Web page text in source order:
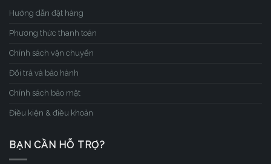
Hướng dẫn đặt hàng
Phương thức thanh toán
Chính sách vận chuyển
Đổi trả và bảo hành
Chính sách bảo mật
Điều kiện & điều khoản
BẠN CẦN HỖ TRỢ?